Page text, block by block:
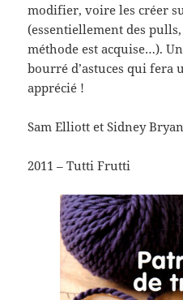
modifier, voire les créer
(essentiellement des
méthode est acquise…).
bourré d’astuces qui fera
apprécié !
Sam Elliott et Sidney Bryan
2011 – Tutti Frutti